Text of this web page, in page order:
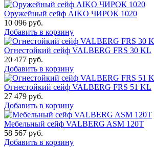
Оружейный сейф AIKO ЧИРОК 1020
10 096 руб.
Добавить в корзину
Огнестойкий сейф VALBERG FRS 30 KL
20 477 руб.
Добавить в корзину
Огнестойкий сейф VALBERG FRS 51 KL
27 479 руб.
Добавить в корзину
Мебельный сейф VALBERG ASM 120T
58 567 руб.
Добавить в корзину